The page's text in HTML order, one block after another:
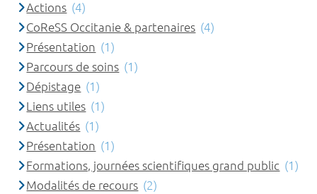
Actions (4)
CoReSS Occitanie & partenaires (4)
Présentation (1)
Parcours de soins (1)
Dépistage (1)
Liens utiles (1)
Actualités (1)
Présentation (1)
Formations, journées scientifiques grand public (1)
Modalités de recours (2)